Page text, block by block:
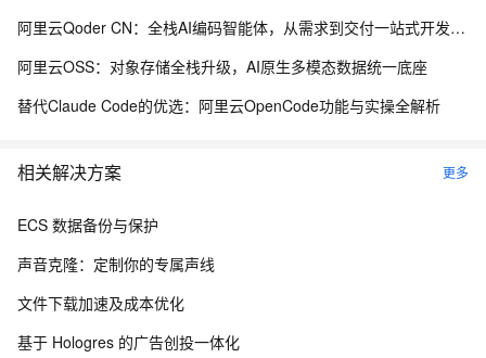
阿里云Qoder CN：全栈AI编码智能体，从需求到交付一站式开发平台
阿里云OSS：对象存储全栈升级，AI原生多模态数据统一底座
替代Claude Code的优选：阿里云OpenCode功能与实操全解析
相关解决方案 更多
ECS 数据备份与保护
声音克隆：定制你的专属声线
文件下载加速及成本优化
基于 Hologres 的广告创投一体化